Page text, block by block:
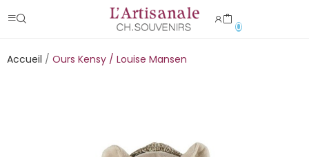
0
Accueil Ours Kensy / Louise Mansen